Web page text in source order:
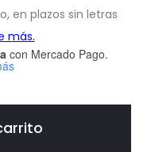
con Mercado Pago.